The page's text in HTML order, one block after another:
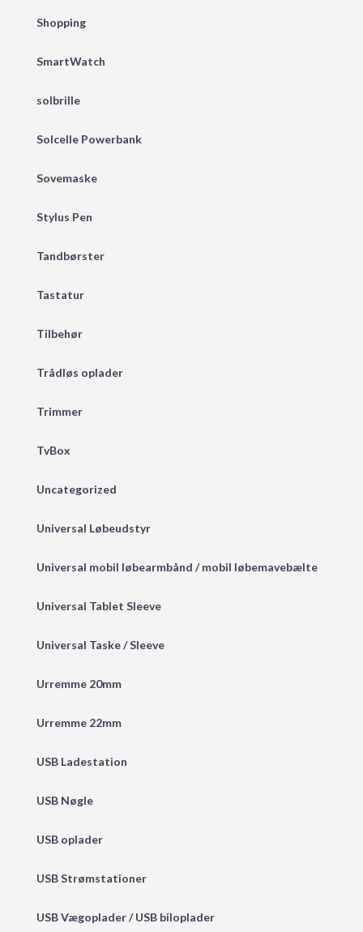
Shopping
SmartWatch
solbrille
Solcelle Powerbank
Sovemaske
Stylus Pen
Tandbørster
Tastatur
Tilbehør
Trådløs oplader
Trimmer
TvBox
Uncategorized
Universal Løbeudstyr
Universal mobil løbearmbånd / mobil løbemavebælte
Universal Tablet Sleeve
Universal Taske / Sleeve
Urremme 20mm
Urremme 22mm
USB Ladestation
USB Nøgle
USB oplader
USB Strømstationer
USB Vægoplader / USB biloplader